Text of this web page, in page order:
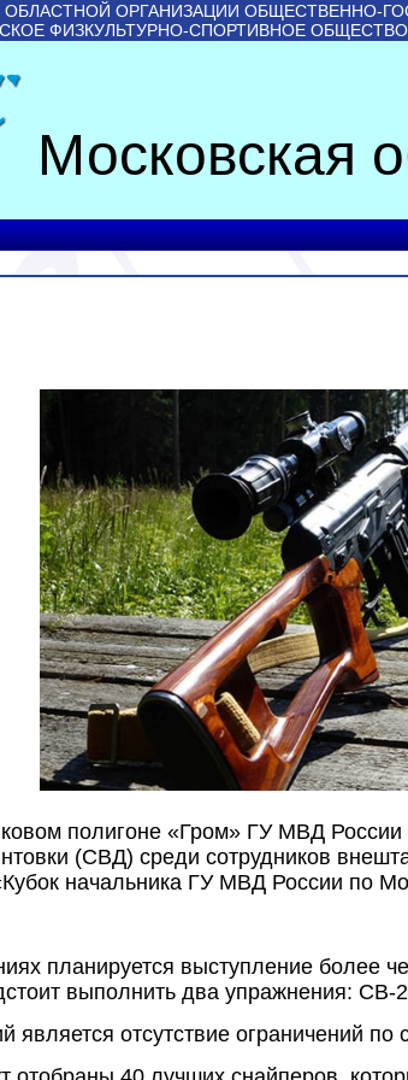
ОРГАНИЗАЦИИ ОБЩЕСТВЕННО-
ФИЗКУЛЬТУРНО-СПОРТИВНОЕ
Московская
полигоне «Гром» ГУ МВД России
(СВД) среди сотрудников
начальника ГУ МВД России по
планируется выступление более
выполнить два упражнения: СВ-
является отсутствие ограничений